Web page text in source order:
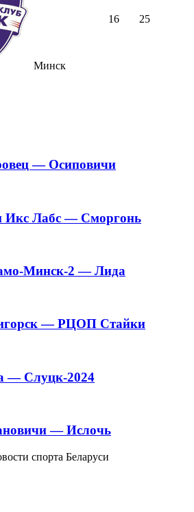
Минск
16 25
— Осиповичи
Икс Лабс — Сморгонь
Минск-2 — Лида
— РЦОП Стайки
— Слуцк-2024
— Ислочь
спорта Беларуси